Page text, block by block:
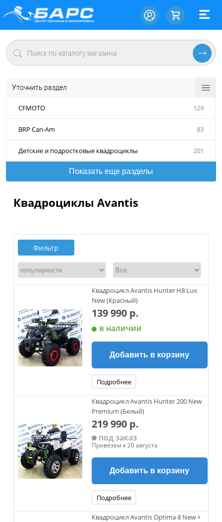
Уточнить раздел
CFMOTO 129
BRP Can-Am 83
Детские и подростковые квадроциклы 201
Показать еще разделы
Квадроциклы Avantis
Фильтр
Квадроцикл Avantis Hunter H8 Lux
New (Красный)
139 990 р.
в наличии
Добавить в корзину
Подробнее
Квадроцикл Avantis Hunter 200 New
Premium (Белый)
219 990 р.
под заказ
Привезем к 20 августа
Добавить в корзину
Подробнее
Квадроцикл Avantis Optima 8 New +